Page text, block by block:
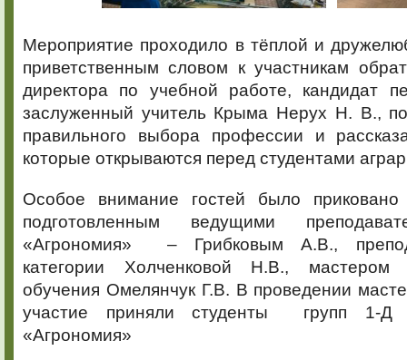
Мероприятие проходило в тёплой и
приветственным словом к участникам
директора по учебной работе, кандидат
заслуженный учитель Крыма Нерух Н. В.,
правильного выбора профессии и
которые открываются перед студентами
Особое внимание гостей было приковано
подготовленным ведущими
«Агрономия» – Грибковым А.В.,
категории Холченковой Н.В., мастером
обучения Омелянчук Г.В. В проведении
участие приняли студенты групп 1-Д
«Агрономия»